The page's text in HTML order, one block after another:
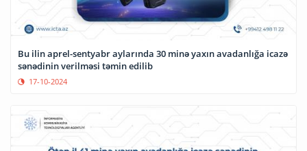
Bu ilin aprel-sentyabr aylarında 30 minə yaxın avadanlığa icazə
sənədinin verilməsi təmin edilib
17-10-2024